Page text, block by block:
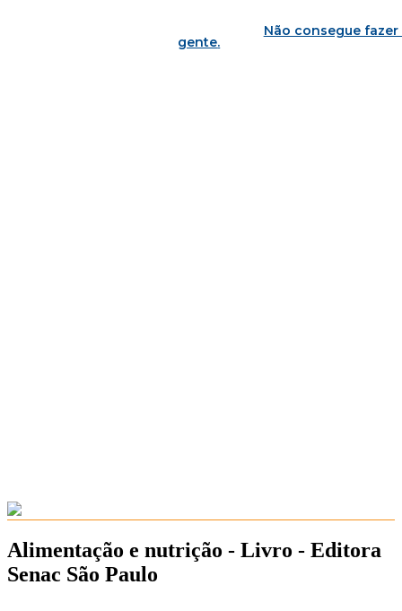
Não consegue
gente.
Alimentação e nutrição - Livro - Editora
Senac São Paulo